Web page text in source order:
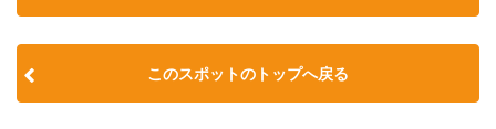
このスポットのトップへ戻る